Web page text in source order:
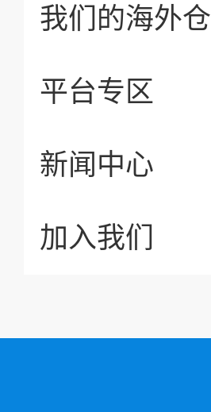
我们的海外仓
平台专区
新闻中心
加入我们